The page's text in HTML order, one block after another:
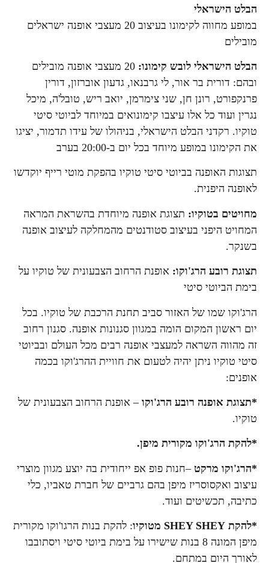
הבלט הישראלי
במופע מחווה לקימונו בעיצוב 20 מעצבי אופנה ישראלים
מובילים
הבלט הישראלי לובש קימונו:
20 מעצבי אופנה מובילים
ובהם: דורית בר אור, לי גרבנאו, גדעון אוברזון, דורין
פרנקפורט, רונן חן, שני צימרמן, יואב ריש, טובל'ה, מיכל
נגרין ועוד כל אלו עיצבו קימונואים במיוחד לביוטי סיטי
טוקיו. רקדני הבלט הישראלי, בניהולו של עידו תדמור, יציגו
את הקימונו במופע מיוחד בכל יום ב-20:00 בערב
תצוגות האופנה בביוטי סיטי טוקיו בהפקת מוטי רייף יוקדשו
לאופנה היפנית.
מחויטים בטוקיו: תצוגת אופנה מיוחדת בהשראת המראה
המחויט היפני בעיצוב סטודנטים מהמחלקה לעיצוב אופנה
בשנקר.
תצוגת רובע הרג'וקו: אופנת הרחוב הצבעונית של טוקיו על
בימת הביוטי סיטי
הרג'וקו שמו של האזור סביב תחנת הרכבת של טוקיו. בכל
יום ראשון המקום הומה במגוון סגנונות אופנה. סגנון רחוב
זה מהווה השראה למעצבי אופנה רבים מכל העולם ובביוטי
סיטי טוקיו ניתן יהיה לטעום את חוויית ההרג'וקו בכמה
אופנים:
*תצוגת אופנה רובע הרג'וקו – אופנת הרחוב הצבעונית של
טוקיו.
*להקת הרג'וקו מקורית מיפן.
*הרג'וקו מרקט –חנות פופ אפ ייחודית בה יוצע מגוון מוצרי
עיצוב ואקסוסריז מיפן בהם גרביים של חברת טאביו, כלי
כתיבה, תכשיטים ועוד.
*להקת SHEY SHEY מטוקיו: להקת בנות הרגו'וקו מקורית
מיפן המונה 8 בנות שישירו על בימת ביוטי סיטי ויסתובבו
לאורך היום במתחם.